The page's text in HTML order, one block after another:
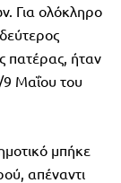
Για ολόκληρο
πατέρας, ήταν
9 Μαΐου του
μπήκε
απέναντι